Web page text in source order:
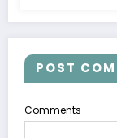
POST
Comments